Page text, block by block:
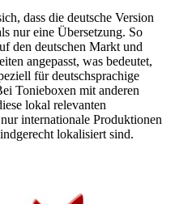
dass die deutsche Version
nur eine Übersetzung. So
den deutschen Markt und
angepasst, was bedeutet,
für deutschsprachige
Tonieboxen mit anderen
lokal relevanten
internationale Produktionen
lokalisiert sind.